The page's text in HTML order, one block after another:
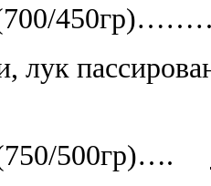
лук
500гр)….